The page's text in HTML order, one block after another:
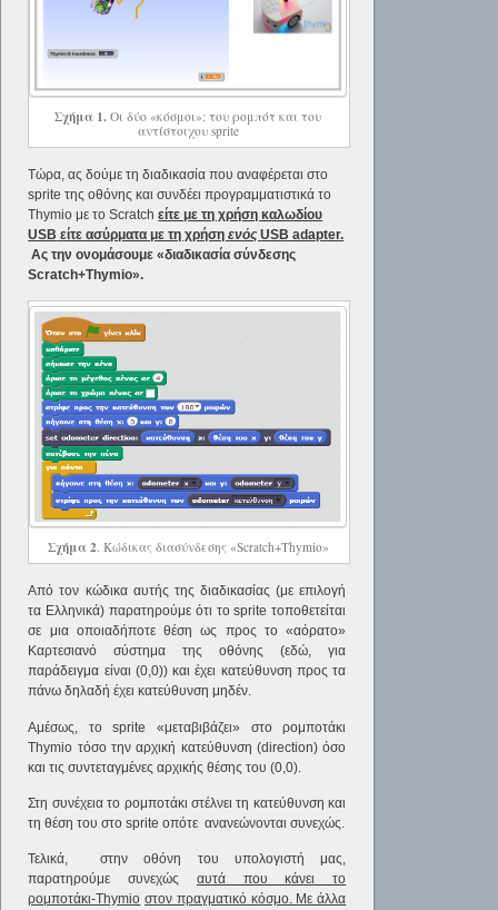
Σχήμα 1. Οι δύο «κόσμοι»: του ρομπότ και του
αντίστοιχου sprite
Τώρα, ας δούμε τη διαδικασία που αναφέρεται στο
sprite της οθόνης και συνδέει προγραμματιστικά το
Thymio με το Scratchείτε με τη χρήση καλωδίου
USB είτε ασύρματα με τη χρήσηενόςUSB adapter.
Ας την ονομάσουμε «διαδικασία σύνδεσης
Scratch+Thymio».
Σχήμα 2. Κώδικας διασύνδεσης «Scratch+Thymio»
Από τον κώδικα αυτής της διαδικασίας (με επιλογή
τα Ελληνικά) παρατηρούμε ότι το sprite τοποθετείται
σε μια οποιαδήποτε θέση ως προς το «αόρατο»
Καρτεσιανό σύστημα της οθόνης (εδώ, για
παράδειγμα είναι (0,0)) και έχει κατεύθυνση προς τα
πάνω δηλαδή έχει κατεύθυνση μηδέν.
Αμέσως, το sprite «μεταβιβάζει» στο ρομποτάκι
Thymio τόσο την αρχική κατεύθυνση (direction) όσο
και τις συντεταγμένες αρχικής θέσης του (0,0).
Στη συνέχεια το ρομποτάκι στέλνει τη κατεύθυνση και
τη θέση του στο sprite οπότε ανανεώνονται συνεχώς.
Τελικά, στην οθόνη του υπολογιστή μας,
παρατηρούμε συνεχώς αυτά που κάνει το
ρομποτάκι-Thymio στον πραγματικό κόσμο. Με άλλα